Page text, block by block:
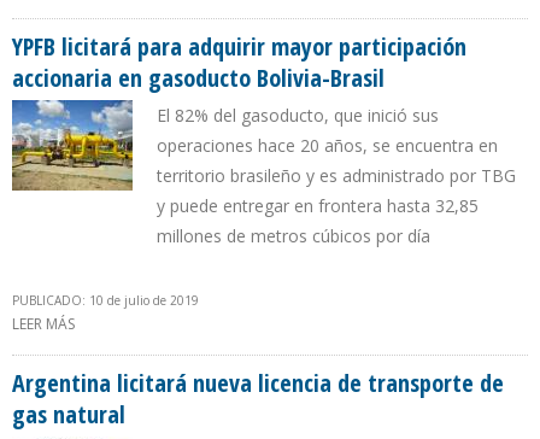
YPFB licitará para adquirir mayor participación
accionaria en gasoducto Bolivia-Brasil
El 82% del gasoducto, que inició sus
operaciones hace 20 años, se encuentra en
territorio brasileño y es administrado por TBG
y puede entregar en frontera hasta 32,85
millones de metros cúbicos por día
PUBLICADO: 10 de julio de 2019
LEER MÁS
Argentina licitará nueva licencia de transporte de
gas natural